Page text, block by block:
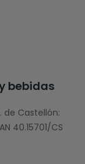
bebidas
de Castellón:
40.15701/CS